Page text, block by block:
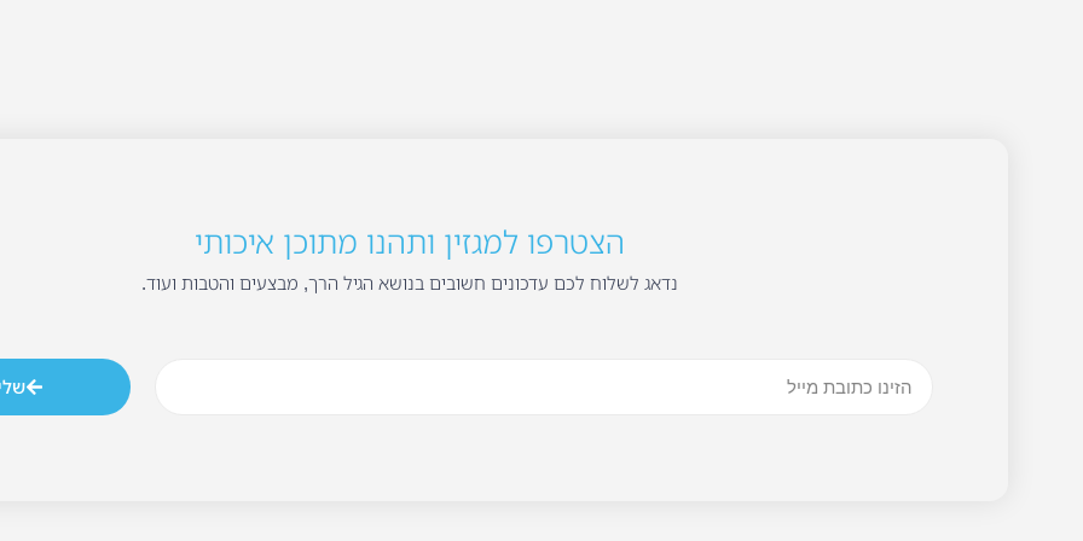
הצטרפו למגזין ותהנו מתוכן איכותי
נדאג לשלוח לכם עדכונים חשובים בנושא הגיל הרך, מבצעים והטבות ועוד.